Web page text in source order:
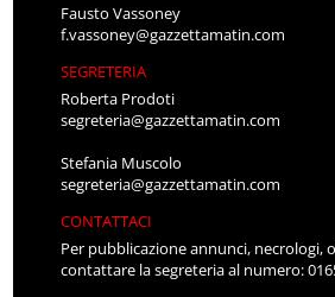
Fausto Vassoney
f.vassoney@gazzettamatin.com
SEGRETERIA
Roberta Prodoti
segreteria@gazzettamatin.com
Stefania Muscolo
segreteria@gazzettamatin.com
CONTATTACI
Per pubblicazione annunci, necrologi,
contattare la segreteria al numero: